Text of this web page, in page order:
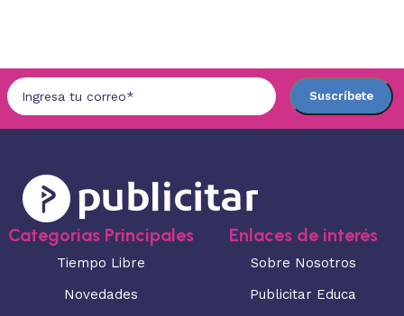
Categorias Principales
Tiempo Libre
Novedades
Enlaces de interés
Sobre Nosotros
Publicitar Educa